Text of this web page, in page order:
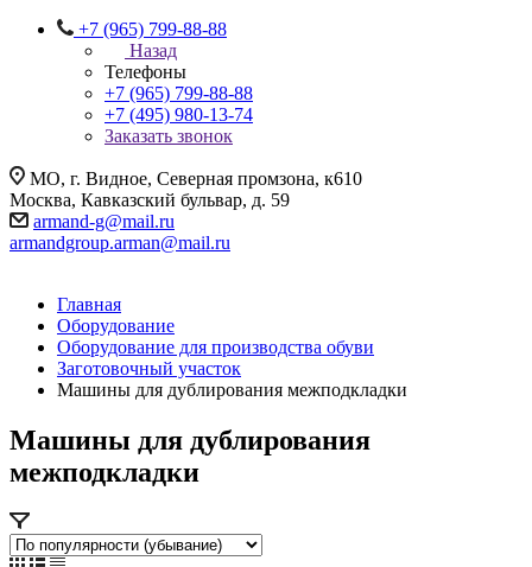
+7 (965) 799-88-88
Назад
Телефоны
+7 (965) 799-88-88
+7 (495) 980-13-74
Заказать звонок
МО, г. Видное, Северная промзона, к610
Москва, Кавказский бульвар, д. 59
armand-g@mail.ru
armandgroup.arman@mail.ru
Главная
Оборудование
Оборудование для производства обуви
Заготовочный участок
Машины для дублирования межподкладки
Машины для дублирования
межподкладки